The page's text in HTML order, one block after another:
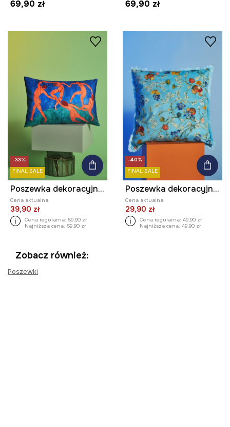
69,90 zł
69,90 zł
-33%
FINAL SALE
Poszewka dekoracyjna na poduszkę z kolekcji Eviva L'arte
Cena aktualna:
39,90 zł
Cena regularna: 59,90 zł
Najniższa cena: 59,90 zł
-40%
FINAL SALE
Poszewka dekoracyjna na poduszkę 45 x 45 cm z kolekcji Eviva L'arte
Cena aktualna:
29,90 zł
Cena regularna: 49,90 zł
Najniższa cena: 49,90 zł
Zobacz również:
Poszewki